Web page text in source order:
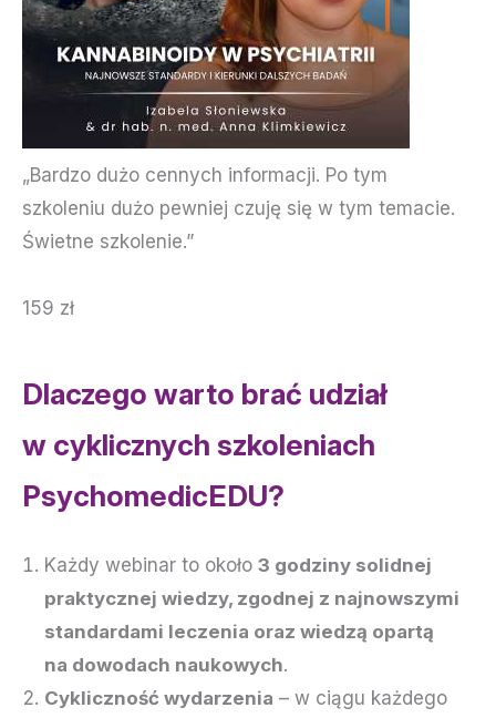
„Bardzo dużo cennych informacji. Po tym
szkoleniu dużo pewniej czuję się w tym temacie.
Świetne szkolenie.”
159 zł
Dlaczego warto brać udział
w cyklicznych szkoleniach
PsychomedicEDU?
Każdy webinar to około 3 godziny solidnej
praktycznej wiedzy, zgodnej z najnowszymi
standardami leczenia oraz wiedzą opartą
na dowodach naukowych.
Cykliczność wydarzenia – w ciągu każdego